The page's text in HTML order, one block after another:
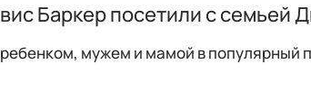
Баркер посетили с семьей
мужем и мамой в популярный